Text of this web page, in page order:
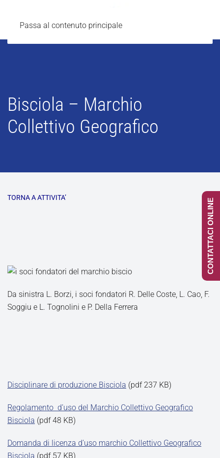
Passa al contenuto principale
Bisciola – Marchio
Collettivo Geografico
TORNA A ATTIVITA’
Da sinistra L. Borzi, i soci fondatori R. Delle Coste, L. Cao, F.
Soggiu e L. Tognolini e P. Della Ferrera
Disciplinare di produzione Bisciola (pdf 237 KB)
Regolamento d’uso del Marchio Collettivo Geografico
Bisciola (pdf 48 KB)
Domanda di licenza d’uso marchio Collettivo Geografico
Bisciola (pdf 57 KB)
CONTATTACI ONLINE